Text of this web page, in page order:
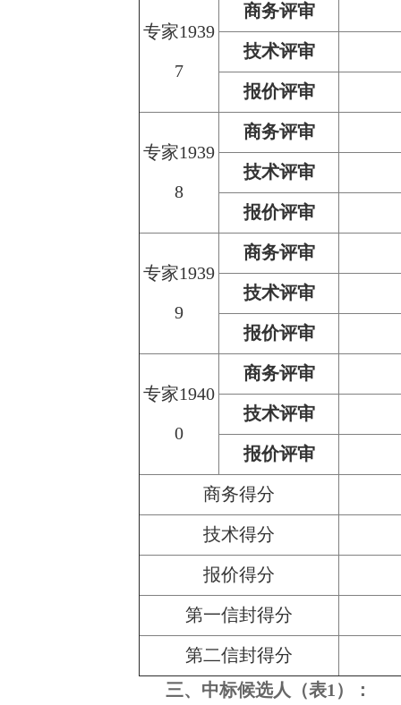
专家1939
7
商务评审
技术评审
报价评审
专家1939
8
商务评审
技术评审
报价评审
专家1939
9
商务评审
技术评审
报价评审
专家1940
0
商务评审
技术评审
报价评审
商务得分
技术得分
报价得分
第一信封得分
第二信封得分
三、中标候选人（表1）：